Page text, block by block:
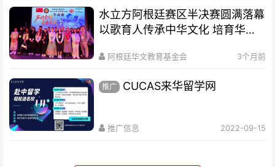
水立方阿根廷赛区半决赛圆满落幕
以歌育人传承中华文化 培育华裔
阿根廷华文教育基金会 3个月前
推广 CUCAS来华留学网
推广信息 2022-09-15